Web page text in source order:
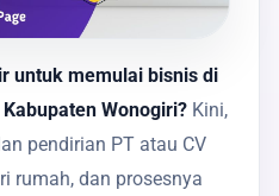
untuk memulai bisnis di
Wonogiri? Kini,
pendirian PT atau CV
rumah, dan prosesnya